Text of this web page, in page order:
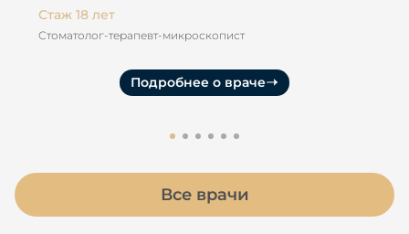
Стаж 18 лет
Стоматолог-терапевт-микроскопист
Подробнее о враче
Все врачи